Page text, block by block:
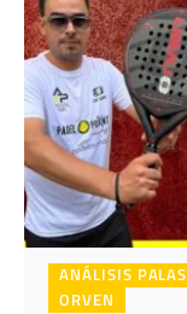
ANÁLISIS PALAS
ORVEN